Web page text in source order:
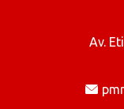
Av.